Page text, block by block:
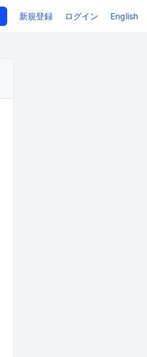
新規登録 ログイン English